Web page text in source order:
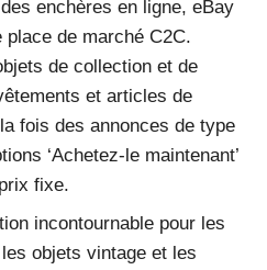
enchères en ligne, eBay
place de marché C2C.
de collection et de
et articles de
fois des annonces de type
‘Achetez-le maintenant’
fixe.
incontournable pour les
objets vintage et les